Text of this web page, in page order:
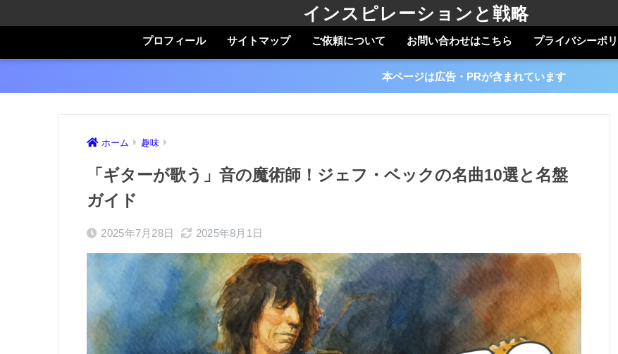
インスピレーションと戦略
プロフィール サイトマップ ご依頼について お問い合わせはこちら プライバシーポ
本ページは広告・PRが含まれています
ホーム 趣味
「ギターが歌う」音の魔術師！ジェフ・ベックの名曲10選と名盤
ガイド
2025年7月28日 2025年8月1日